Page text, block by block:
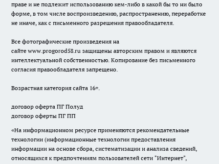
праве и не подлежит использованию кем-либо в какой бы то ни было
форме, в том числе воспроизведению, распространению, переработке
не иначе, как с письменного разрешения правообладателя.
Все фотографические произведения на
сайте www.progorod58.ru защищены авторским правом и являются
интеллектуальной собственностью. Копирование без письменного
согласия правообладателя запрещено.
Возрастная категория сайта 16+.
договор оферта ПГ Полуд
договор оферты ПГ ПП
«На информационном ресурсе применяются рекомендательные
технологии (информационные технологии предоставления
информации на основе сбора, систематизации и анализа сведений,
относящихся к предпочтениям пользователей сети "Интернет",